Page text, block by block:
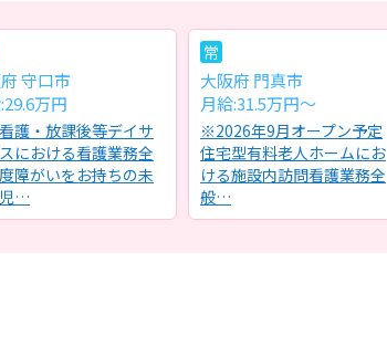
守口市
万円
護・放課後等デイサ
における看護業務全
障がいをお持ちの未
…
常
大阪府 門真市
月給:31.5万円～
※2026年9月オープン予定
住宅型有料老人ホームにお
ける施設内訪問看護業務全
般…